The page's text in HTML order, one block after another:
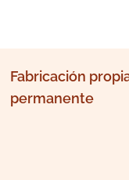
Fabricación
permanente